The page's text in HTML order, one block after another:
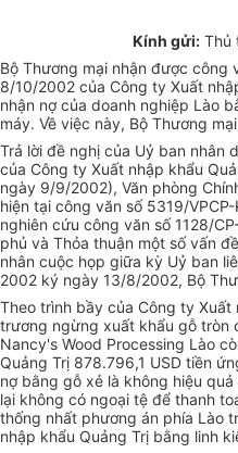
Kính gửi: Thủ
Bộ Thương mại nhận được công
8/10/2002 của Công ty Xuất
nhận nợ của doanh nghiệp Lào
máy. Về việc này, Bộ Thương
Trả lời đề nghị của Uỷ ban nhân
của Công ty Xuất nhập khẩu
ngày 9/9/2002), Văn phòng
hiện tại công văn số 5319/
nghiên cứu công văn số 1128/
phủ và Thỏa thuận một số vấn
nhân cuộc họp giữa kỳ Uỷ ban
2002 ký ngày 13/8/2002, Bộ
Theo trình bầy của Công ty Xuất
trương ngừng xuất khẩu gỗ tròn
Nancy's Wood Processing Lào
Quảng Trị 878.796,1 USD tiền
nợ bằng gỗ xẻ là không hiệu
lại không có ngoại tệ để thanh
thống nhất phương án phía Lào
nhập khẩu Quảng Trị bằng linh